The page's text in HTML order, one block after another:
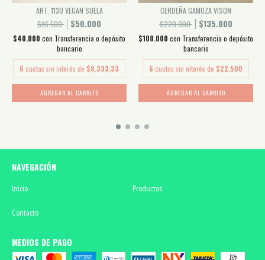
ART. 1130 VEGAN SUELA
$96.500
$50.000
$40.000 con Transferencia o depósito
bancario
6 cuotas sin interés de $8.333,33
AGREGAR AL CARRITO
CERDEÑA GAMUZA VISON
$220.000
$135.000
$108.000 con Transferencia o depósito
bancario
6 cuotas sin interés de $22.500
AGREGAR AL CARRITO
NAVEGACIÓN
Inicio Productos
Contacto
MEDIOS DE PAGO